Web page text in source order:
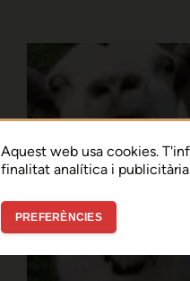
Aquest web usa cookies.
finalitat analítica i
PREFERÈNCIES